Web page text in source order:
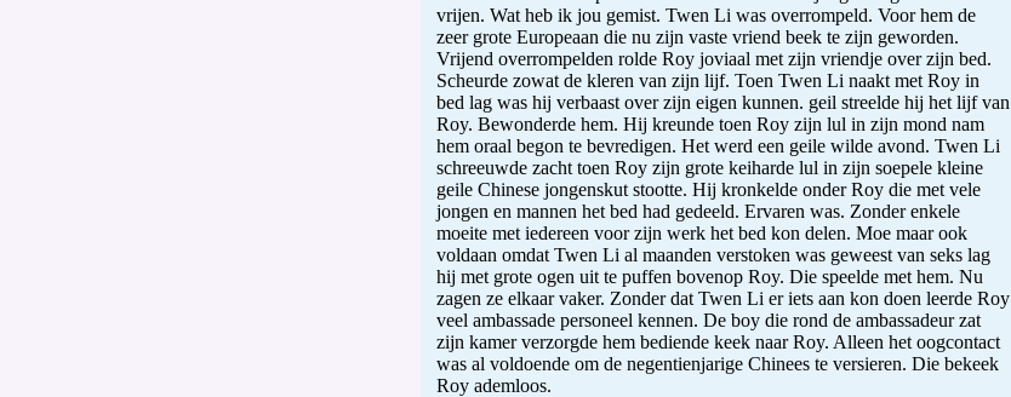
vrijen. Wat heb ik jou gemist. Twen Li was overrompeld. Voor hem de
zeer grote Europeaan die nu zijn vaste vriend beek te zijn geworden.
Vrijend overrompelden rolde Roy joviaal met zijn vriendje over zijn bed.
Scheurde zowat de kleren van zijn lijf. Toen Twen Li naakt met Roy in
bed lag was hij verbaast over zijn eigen kunnen. geil streelde hij het lijf van
Roy. Bewonderde hem. Hij kreunde toen Roy zijn lul in zijn mond nam
hem oraal begon te bevredigen. Het werd een geile wilde avond. Twen Li
schreeuwde zacht toen Roy zijn grote keiharde lul in zijn soepele kleine
geile Chinese jongenskut stootte. Hij kronkelde onder Roy die met vele
jongen en mannen het bed had gedeeld. Ervaren was. Zonder enkele
moeite met iedereen voor zijn werk het bed kon delen. Moe maar ook
voldaan omdat Twen Li al maanden verstoken was geweest van seks lag
hij met grote ogen uit te puffen bovenop Roy. Die speelde met hem. Nu
zagen ze elkaar vaker. Zonder dat Twen Li er iets aan kon doen leerde Roy
veel ambassade personeel kennen. De boy die rond de ambassadeur zat
zijn kamer verzorgde hem bediende keek naar Roy. Alleen het oogcontact
was al voldoende om de negentienjarige Chinees te versieren. Die bekeek
Roy ademloos.